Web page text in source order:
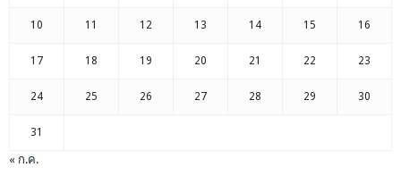
10 11 12 13 14 15 16
17 18 19 20 21 22 23
24 25 26 27 28 29 30
31
« ก.ค.